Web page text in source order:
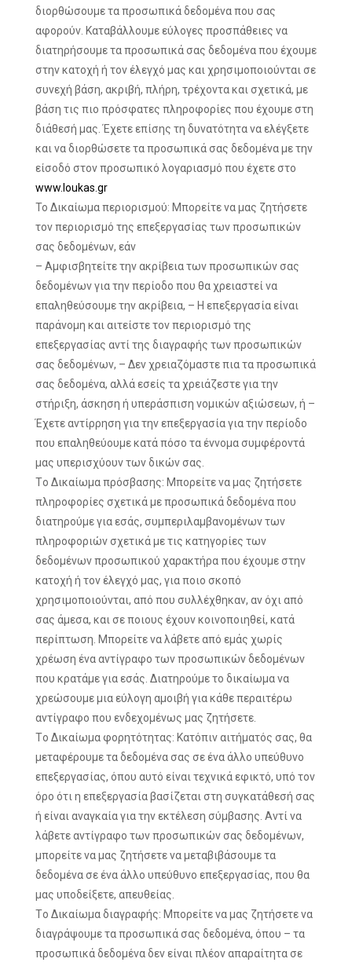
διορθώσουμε τα προσωπικά δεδομένα που σας
αφορούν. Καταβάλλουμε εύλογες προσπάθειες να
διατηρήσουμε τα προσωπικά σας δεδομένα που έχουμε
στην κατοχή ή τον έλεγχό μας και χρησιμοποιούνται σε
συνεχή βάση, ακριβή, πλήρη, τρέχοντα και σχετικά, με
βάση τις πιο πρόσφατες πληροφορίες που έχουμε στη
διάθεσή μας. Έχετε επίσης τη δυνατότητα να ελέγξετε
και να διορθώσετε τα προσωπικά σας δεδομένα με την
είσοδό στον προσωπικό λογαριασμό που έχετε στο
www.loukas.gr
Το Δικαίωμα περιορισμού: Μπορείτε να μας ζητήσετε
τον περιορισμό της επεξεργασίας των προσωπικών
σας δεδομένων, εάν
– Αμφισβητείτε την ακρίβεια των προσωπικών σας
δεδομένων για την περίοδο που θα χρειαστεί να
επαληθεύσουμε την ακρίβεια, – Η επεξεργασία είναι
παράνομη και αιτείστε τον περιορισμό της
επεξεργασίας αντί της διαγραφής των προσωπικών
σας δεδομένων, – Δεν χρειαζόμαστε πια τα προσωπικά
σας δεδομένα, αλλά εσείς τα χρειάζεστε για την
στήριξη, άσκηση ή υπεράσπιση νομικών αξιώσεων, ή –
Έχετε αντίρρηση για την επεξεργασία για την περίοδο
που επαληθεύουμε κατά πόσο τα έννομα συμφέροντά
μας υπερισχύουν των δικών σας.
Τo Δικαίωμα πρόσβασης: Μπορείτε να μας ζητήσετε
πληροφορίες σχετικά με προσωπικά δεδομένα που
διατηρούμε για εσάς, συμπεριλαμβανομένων των
πληροφοριών σχετικά με τις κατηγορίες των
δεδομένων προσωπικού χαρακτήρα που έχουμε στην
κατοχή ή τον έλεγχό μας, για ποιο σκοπό
χρησιμοποιούνται, από που συλλέχθηκαν, αν όχι από
σας άμεσα, και σε ποιους έχουν κοινοποιηθεί, κατά
περίπτωση. Μπορείτε να λάβετε από εμάς χωρίς
χρέωση ένα αντίγραφο των προσωπικών δεδομένων
που κρατάμε για εσάς. Διατηρούμε το δικαίωμα να
χρεώσουμε μια εύλογη αμοιβή για κάθε περαιτέρω
αντίγραφο που ενδεχομένως μας ζητήσετε.
Τo Δικαίωμα φορητότητας: Κατόπιν αιτήματός σας, θα
μεταφέρουμε τα δεδομένα σας σε ένα άλλο υπεύθυνο
επεξεργασίας, όπου αυτό είναι τεχνικά εφικτό, υπό τον
όρο ότι η επεξεργασία βασίζεται στη συγκατάθεσή σας
ή είναι αναγκαία για την εκτέλεση σύμβασης. Αντί να
λάβετε αντίγραφο των προσωπικών σας δεδομένων,
μπορείτε να μας ζητήσετε να μεταβιβάσουμε τα
δεδομένα σε ένα άλλο υπεύθυνο επεξεργασίας, που θα
μας υποδείξετε, απευθείας.
Τo Δικαίωμα διαγραφής: Μπορείτε να μας ζητήσετε να
διαγράψουμε τα προσωπικά σας δεδομένα, όπου – τα
προσωπικά δεδομένα δεν είναι πλέον απαραίτητα σε